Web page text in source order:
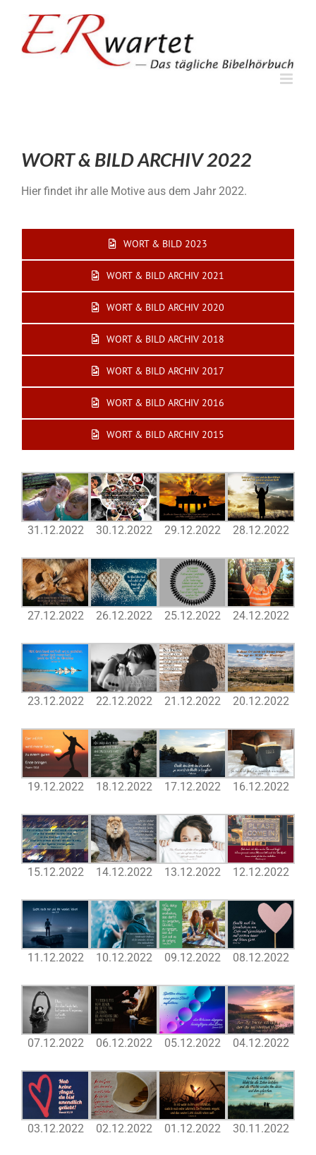
springen
WORT & BILD ARCHIV 2022
Hier findet ihr alle Motive aus dem Jahr 2022.
WORT & BILD 2023
WORT & BILD ARCHIV 2021
WORT & BILD ARCHIV 2020
WORT & BILD ARCHIV 2018
WORT & BILD ARCHIV 2017
WORT & BILD ARCHIV 2016
WORT & BILD ARCHIV 2015
31.12.2022 30.12.2022 29.12.2022 28.12.2022
27.12.2022 26.12.2022 25.12.2022 24.12.2022
23.12.2022 22.12.2022 21.12.2022 20.12.2022
19.12.2022 18.12.2022 17.12.2022 16.12.2022
15.12.2022 14.12.2022 13.12.2022 12.12.2022
11.12.2022 10.12.2022 09.12.2022 08.12.2022
07.12.2022 06.12.2022 05.12.2022 04.12.2022
03.12.2022 02.12.2022 01.12.2022 30.11.2022